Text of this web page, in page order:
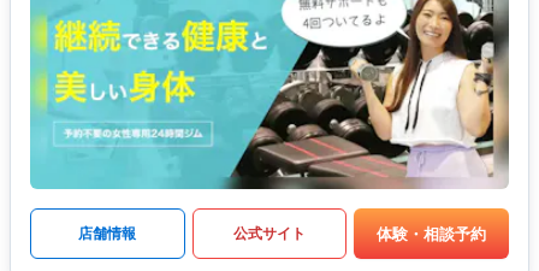
店舗情報 公式サイト 体験・相談予約